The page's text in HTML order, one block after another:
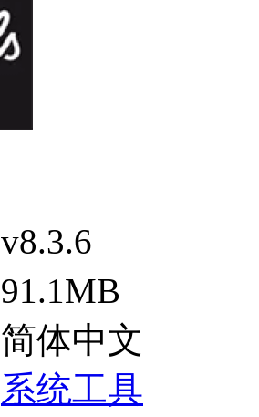
v8.3.6
91.1MB
简体中文
系统工具